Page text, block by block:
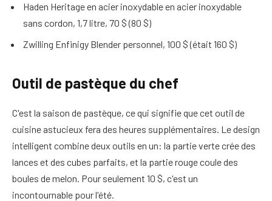
Haden Heritage en acier inoxydable en acier inoxydable
sans cordon, 1,7 litre, 70 $ (80 $)
Zwilling Enfinigy Blender personnel, 100 $ (était 160 $)
Outil de pastèque du chef
C'est la saison de pastèque, ce qui signifie que cet outil de
cuisine astucieux fera des heures supplémentaires. Le design
intelligent combine deux outils en un: la partie verte crée des
lances et des cubes parfaits, et la partie rouge coule des
boules de melon. Pour seulement 10 $, c'est un
incontournable pour l'été.